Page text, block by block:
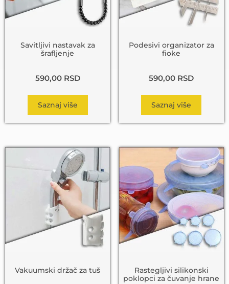
Savitljivi nastavak za
šrafljenje
590,00 RSD
Saznaj više
Podesivi organizator za
fioke
590,00 RSD
Saznaj više
Vakuumski držač za tuš
Rastegljivi silikonski
poklopci za čuvanje hrane